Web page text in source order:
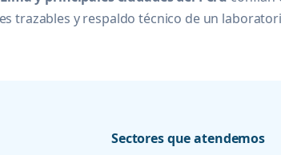
trazables y respaldo técnico de un
Sectores que atendemos